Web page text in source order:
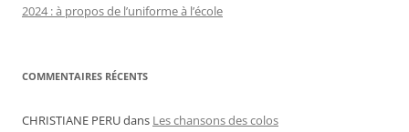
2024 : à propos de l’uniforme à l’école
COMMENTAIRES RÉCENTS
CHRISTIANE PERUdans Les chansons des colos